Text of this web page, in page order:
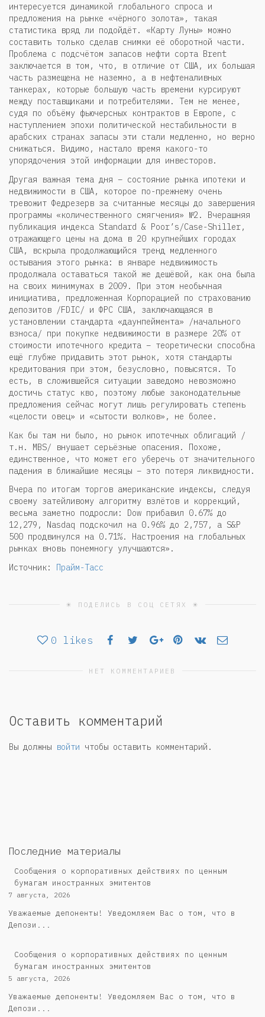
интересуется динамикой глобального спроса и
предложения на рынке «чёрного золота», такая
статистика вряд ли подойдёт. «Карту Луны» можно
составить только сделав снимки её оборотной части.
Проблема с подсчётом запасов нефти сорта Brent
заключается в том, что, в отличие от США, их большая
часть размещена не наземно, а в нефтеналивных
танкерах, которые большую часть времени курсируют
между поставщиками и потребителями. Тем не менее,
судя по объёму фьючерсных контрактов в Европе, с
наступлением эпохи политической нестабильности в
арабских странах запасы эти стали медленно, но верно
снижаться. Видимо, настало время какого-то
упорядочения этой информации для инвесторов.
Другая важная тема дня – состояние рынка ипотеки и
недвижимости в США, которое по-прежнему очень
тревожит Федрезерв за считанные месяцы до завершения
программы «количественного смягчения» №2. Вчерашняя
публикация индекса Standard & Poor’s/Case-Shiller,
отражающего цены на дома в 20 крупнейших городах
США, вскрыла продолжающийся тренд медленного
остывания этого рынка: в январе недвижимость
продолжала оставаться такой же дешёвой, как она была
на своих минимумах в 2009. При этом необычная
инициатива, предложенная Корпорацией по страхованию
депозитов /FDIC/ и ФРС США, заключающаяся в
установлении стандарта «даунпеймента» /начального
взноса/ при покупке недвижимости в размере 20% от
стоимости ипотечного кредита – теоретически способна
ещё глубже придавить этот рынок, хотя стандарты
кредитования при этом, безусловно, повысятся. То
есть, в сложившейся ситуации заведомо невозможно
достичь статус кво, поэтому любые законодательные
предложения сейчас могут лишь регулировать степень
«целости овец» и «сытости волков», не более.
Как бы там ни было, но рынок ипотечных облигаций /
т.н. MBS/ внушает серьёзные опасения. Похоже,
единственное, что может его уберечь от значительного
падения в ближайшие месяцы – это потеря ликвидности.
Вчера по итогам торгов американские индексы, следуя
своему затейливому алгоритму взлётов и коррекций,
весьма заметно подросли: Dow прибавил 0.67% до
12,279, Nasdaq подскочил на 0.96% до 2,757, а S&P
500 продвинулся на 0.71%. Настроения на глобальных
рынках вновь понемногу улучшаются».
Источник:
Прайм-Тасс
☀ ПОДЕЛИСЬ В СОЦ СЕТЯХ ☀
0 likes
НЕТ КОММЕНТАРИЕВ
Оставить комментарий
Вы должны войти чтобы оставить комментарий.
Последние материалы
Сообщения о корпоративных действиях по ценным
бумагам иностранных эмитентов
7 августа, 2026
Уважаемые депоненты! Уведомляем Вас о том, что в
Депози...
Сообщения о корпоративных действиях по ценным
бумагам иностранных эмитентов
5 августа, 2026
Уважаемые депоненты! Уведомляем Вас о том, что в
Депози...